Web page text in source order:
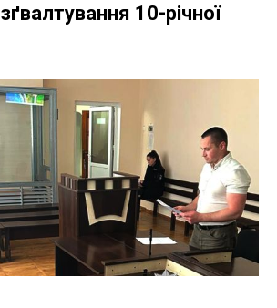
10-річної